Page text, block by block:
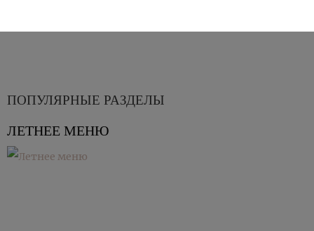
ПОПУЛЯРНЫЕ РАЗДЕЛЫ
ЛЕТНЕЕ МЕНЮ